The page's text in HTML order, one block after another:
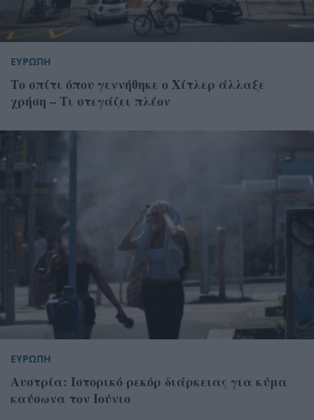
ΕΥΡΩΠΗ
Το σπίτι όπου γεννήθηκε ο Χίτλερ άλλαξε
χρήση – Τι στεγάζει πλέον
ΕΥΡΩΠΗ
Αυστρία: Ιστορικό ρεκόρ διάρκειας για κύμα
καύσωνα τον Ιούνιο